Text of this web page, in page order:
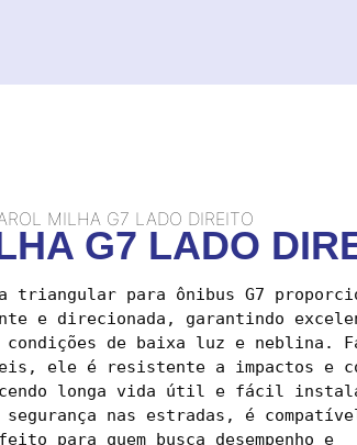
MILHA G7 LADO DIREITO
G7 LADO
triangular para ônibus G7
e direcionada, garantindo
de baixa luz e neblina.
ele é resistente a impactos e
longa vida útil e fácil
segurança nas estradas, é
para quem busca desempenho e